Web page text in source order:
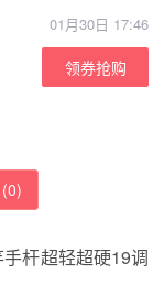
01月30日 17:46
领券抢购
0)